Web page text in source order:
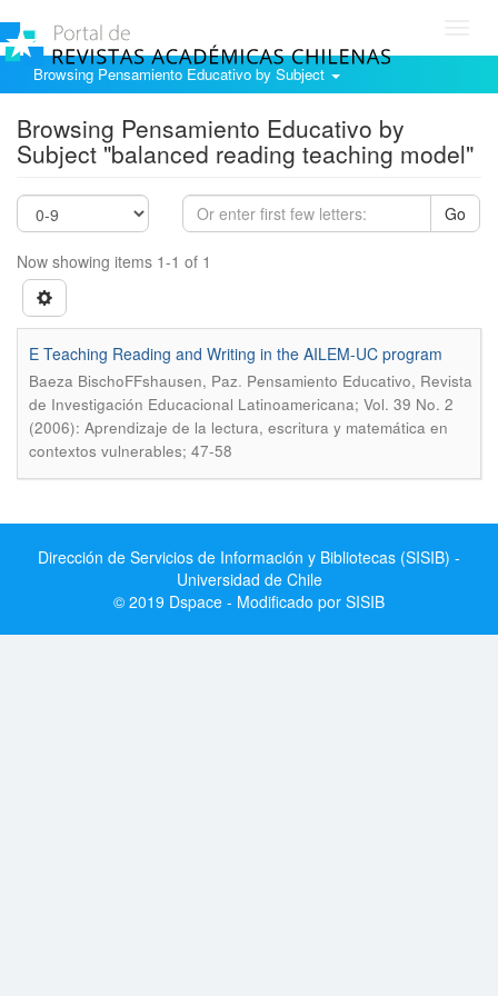
Browsing Pensamiento Educativo by Subject
Browsing Pensamiento Educativo by
Subject "balanced reading teaching model"
Go
Now showing items 1-1 of 1
E Teaching Reading and Writing in the AILEM-UC program
Baeza BischoFFshausen, Paz. Pensamiento Educativo, Revista
de Investigación Educacional Latinoamericana; Vol. 39 No. 2
(2006): Aprendizaje de la lectura, escritura y matemática en
contextos vulnerables; 47-58
Dirección de Servicios de Información y Bibliotecas (SISIB) -
Universidad de Chile
© 2019 Dspace - Modificado por SISIB